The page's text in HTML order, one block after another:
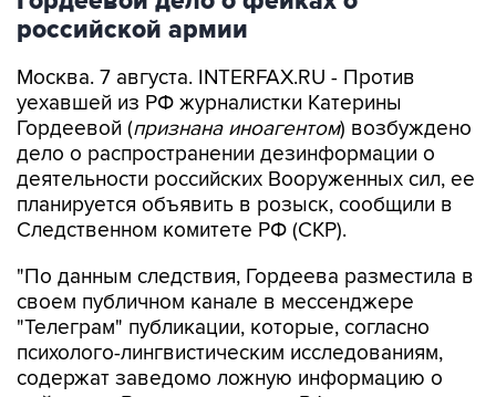
Москва. 7 августа. INTERFAX.RU - Против
Гордеевой (признана иноагентом ) возбуждено
дело о распространении дезинформации о
деятельности российских Вооруженных сил, ее
планируется объявить в розыск, сообщили в
Следственном комитете РФ (СКР).
"По данным следствия, Гордеева разместила в
"Телеграм" публикации, которые, согласно
психолого-лингвистическим исследованиям,
содержат заведомо ложную информацию о
действиях Вооруженных сил РФ против
мирного населения Украины", - говорится в